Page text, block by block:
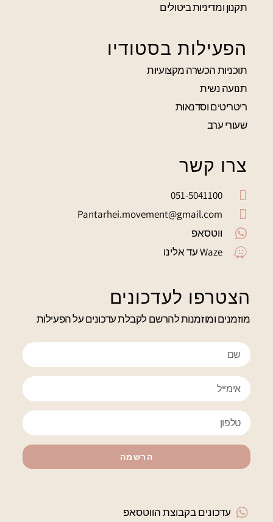
תקנון ומדיניות ביטולים
הפעילות בסטודיו
תוכניות הכשרה מקצועיות
תנועה נשית
ריטריטים וסדנאות
שעורי ערב
צרו קשר
051-5041100
Pantarhei.movement@gmail.com
ווטסאפ
Waze עד אלינו
הצטרפו לעדכונים
מוזמנים ומוזמנות להרשם לקבלת עדכונים על הפעילות
הרשמה
עדכונים בקבוצת הווטסאפ